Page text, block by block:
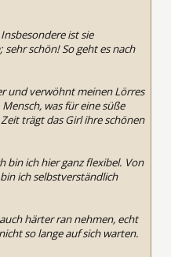
ist sie
schön! So geht es nach
und verwöhnt meinen Lörres
was für eine süße
trägt das Girl ihre schönen
bin ich hier ganz flexibel. Von
ich selbstverständlich
härter ran nehmen, echt
so lange auf sich warten.